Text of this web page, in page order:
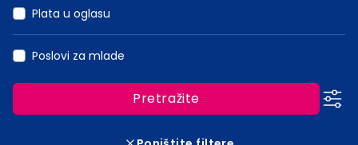
Plata u oglasu
Poslovi za mlade
Pretražite